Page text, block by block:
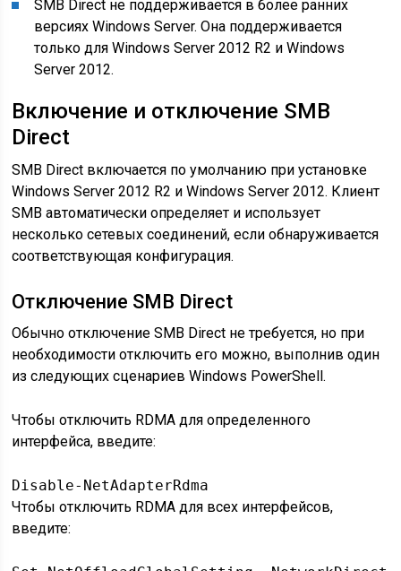
SMB Direct не поддерживается в более ранних
версиях Windows Server. Она поддерживается
только для Windows Server 2012 R2 и Windows
Server 2012.
Включение и отключение SMB
Direct
SMB Direct включается по умолчанию при установке
Windows Server 2012 R2 и Windows Server 2012. Клиент
SMB автоматически определяет и использует
несколько сетевых соединений, если обнаруживается
соответствующая конфигурация.
Отключение SMB Direct
Обычно отключение SMB Direct не требуется, но при
необходимости отключить его можно, выполнив один
из следующих сценариев Windows PowerShell.
Чтобы отключить RDMA для определенного
интерфейса, введите:
Disable-NetAdapterRdma
Чтобы отключить RDMA для всех интерфейсов,
введите: